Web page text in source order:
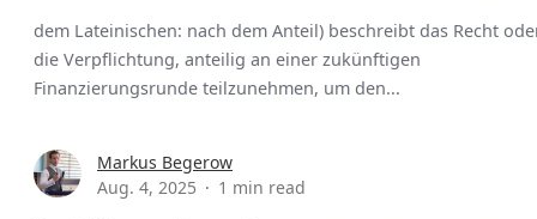
dem Lateinischen: nach dem Anteil) beschreibt das Recht
die Verpflichtung, anteilig an einer zukünftigen
Finanzierungsrunde teilzunehmen, um den...
Markus Begerow
Aug. 4, 2025
1 min read